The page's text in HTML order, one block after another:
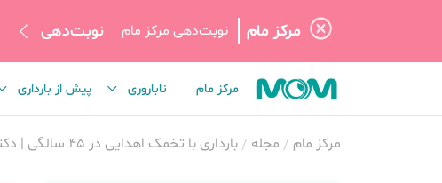
مرکز مام نوبت‌دهی مرکز مام نوبت‌دهی
مرکز مام ناباروری پیش از بارداری
مرکز مام مجله بارداری با تخمک اهدایی در 45 سالگی | دکتر فرناز منتظری